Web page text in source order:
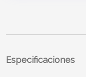
Especificaciones